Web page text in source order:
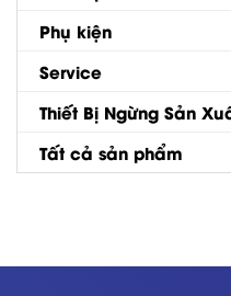
Phụ kiện
Service
Thiết Bị Ngừng Sản
Tất cả sản phẩm